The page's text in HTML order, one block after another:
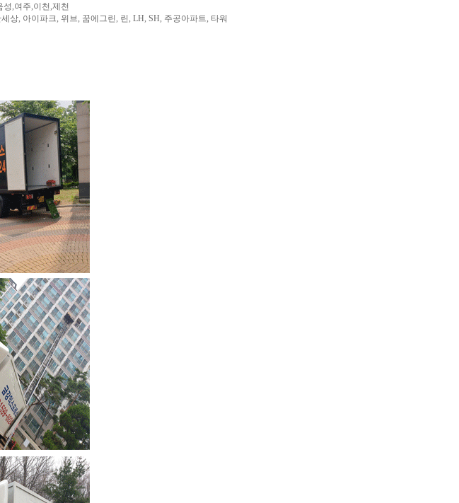
,여주,이천,제천
상, 아이파크, 위브, 꿈에그린, 린, LH, SH, 주공아파트, 타워